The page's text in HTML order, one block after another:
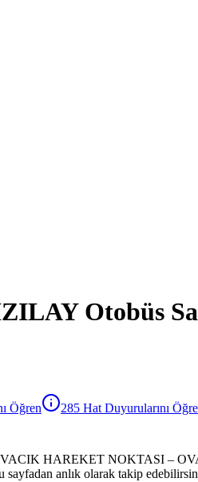
Otobüs
Öğren 285 Hat Duyurularını
HAREKET NOKTASI –
sayfadan anlık olarak takip